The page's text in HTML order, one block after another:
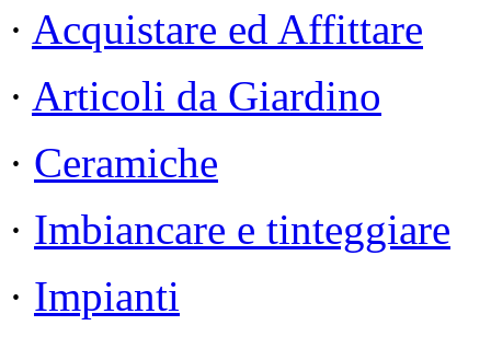
· Acquistare ed Affittare
· Articoli da Giardino
· Ceramiche
· Imbiancare e tinteggiare
· Impianti